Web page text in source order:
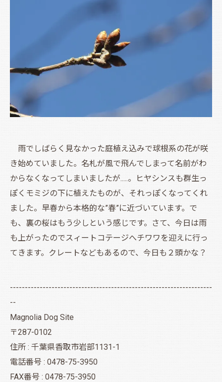
雨でしばらく見なかった庭植え込みで球根系の花が咲
き始めていました。名札が風で飛んでしまって名前がわ
からなくなってしまいましたが.....。ヒヤシンスも群生っ
ぽくモミジの下に植えたものが、それっぽくなってくれ
ました。早春から本格的な”春”に近づいています。で
も、裏の桜はもう少しという感じです。さて、今日は雨
も上がったのでスィートコテージへチワワを迎えに行っ
てきます。クレートなどもあるので、今日も２頭かな？
--------------------------------------------------------------------
--
Magnolia Dog Site
〒287-0102
住所 : 千葉県香取市岩部1131-1
電話番号 : 0478-75-3950
FAX番号 : 0478-75-3950